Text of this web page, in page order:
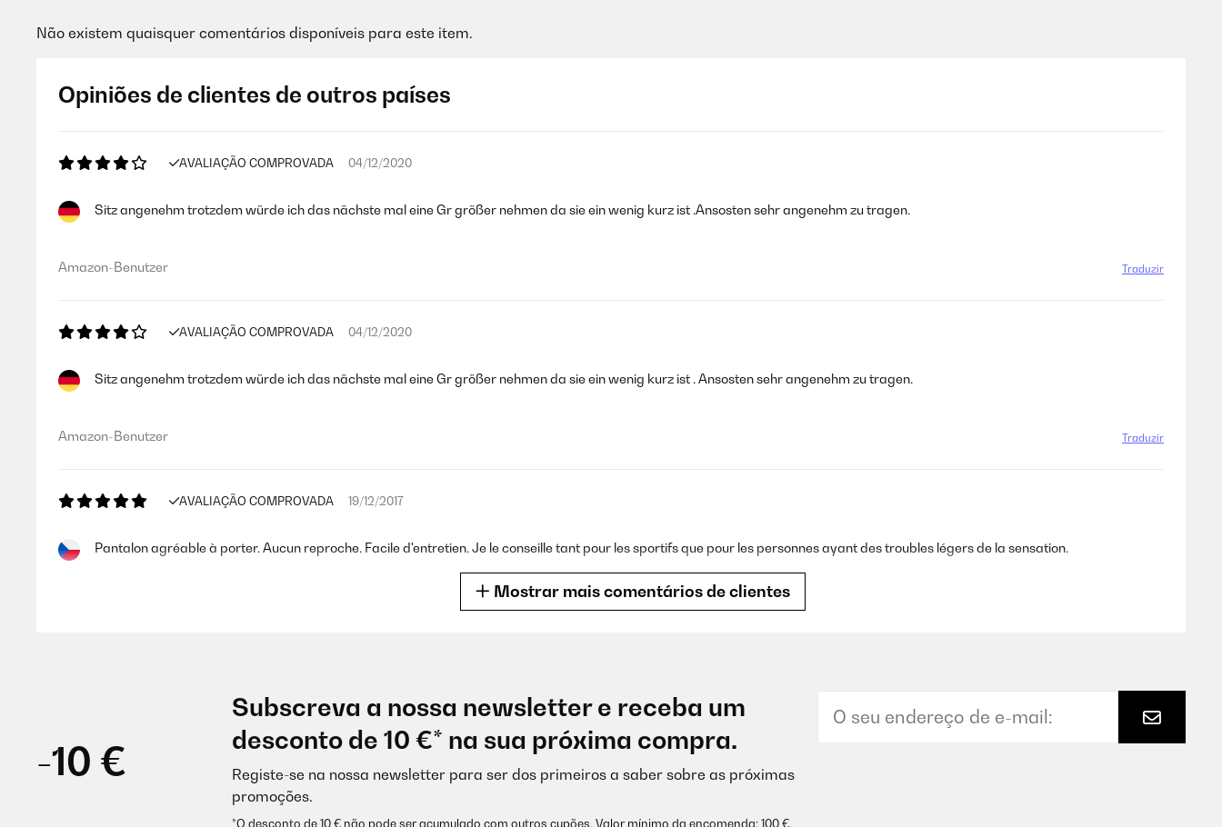
Não existem quaisquer comentários disponíveis para este item.
Opiniões de clientes de outros países
AVALIAÇÃO COMPROVADA 04/12/2020
Sitz angenehm trotzdem würde ich das nächste mal eine Gr größer nehmen da sie ein wenig kurz ist .Ansosten sehr angenehm zu tragen.
Amazon-Benutzer Traduzir
AVALIAÇÃO COMPROVADA 04/12/2020
Sitz angenehm trotzdem würde ich das nächste mal eine Gr größer nehmen da sie ein wenig kurz ist . Ansosten sehr angenehm zu tragen.
Amazon-Benutzer Traduzir
AVALIAÇÃO COMPROVADA 19/12/2017
Pantalon agréable à porter. Aucun reproche. Facile d'entretien. Je le conseille tant pour les sportifs que pour les personnes ayant des troubles légers de la sensation.
Also es ist eine habt normale schwarze Sporthose. Der Stoff ist angenehm weich und nicht transparent. Aber von Kompression merkt man nichts (ich habe eine Adidas sporthose,
da stand nichts von Kompression und die ist wesentlich fester!) Habe die Hose in m bestellt und sie sitzt gut und hat eine gute Länge. (Ich bin 1,75 m) Die Einsätze am Knie erschließen
sich mir nicht so wirklich, aber sie nerven auch nicht. Lediglich die naht drückt etwas ein, aber auch nicht dramatisch... Ich würde die Hose jetzt nicht nochmal kaufen, schicke sie
aber nicht zurück. Kaufempfehlung würde ich nur dann aussprechen, wenn man eine einfache schwarze Hose möchte, aber nicht, wenn man auf die Kompression wert legt. Was
eigentlich mein Wunsch war, aber ich such einfach weiter.
Mostrar mais comentários de clientes
-10 €
Subscreva a nossa newsletter e receba um
desconto de 10 €* na sua próxima compra.
Registe-se na nossa newsletter para ser dos primeiros a saber sobre as próximas
promoções.
*O desconto de 10 € não pode ser acumulado com outros cupões. Valor mínimo da encomenda: 100 €.